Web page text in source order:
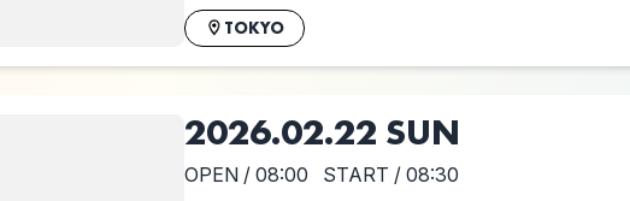
TOKYO
2026.02.22 SUN
OPEN / 08:00 START / 08:30